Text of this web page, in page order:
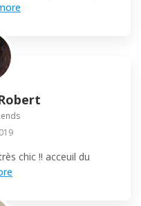
chic !! acceuil du